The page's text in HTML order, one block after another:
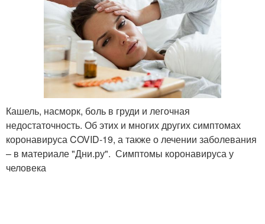
Кашель, насморк, боль в груди и легочная
недостаточность. Об этих и многих других симптомах
коронавируса COVID-19, а также о лечении заболевания
– в материале "Дни.ру". Симптомы коронавируса у
человека